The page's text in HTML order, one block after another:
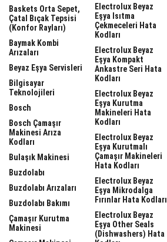
Baskets Orta Sepet,
Çatal Bıçak Tepsisi
(Konfor Rayları)
Baymak Kombi
Arızaları
Beyaz Eşya Servisleri
Bilgisayar
Teknolojileri
Bosch
Bosch Çamaşır
Makinesi Arıza
Kodları
Bulaşık Makinesi
Buzdolabı
Buzdolabı Arızaları
Buzdolabı Bakımı
Çamaşır Kurutma
Makinesi
Electrolux Beyaz
Eşya Isıtma
Çekmeceleri Hata
Kodları
Electrolux Beyaz
Eşya Kompakt
Ankastre Seri Hata
Kodları
Electrolux Beyaz
Eşya Kurutma
Makineleri Hata
Kodları
Electrolux Beyaz
Eşya Kurutmalı
Çamaşır Makineleri
Hata Kodları
Electrolux Beyaz
Eşya Mikrodalga
Fırınlar Hata Kodları
Electrolux Beyaz
Eşya Other Seals
(dishwashers) Hata